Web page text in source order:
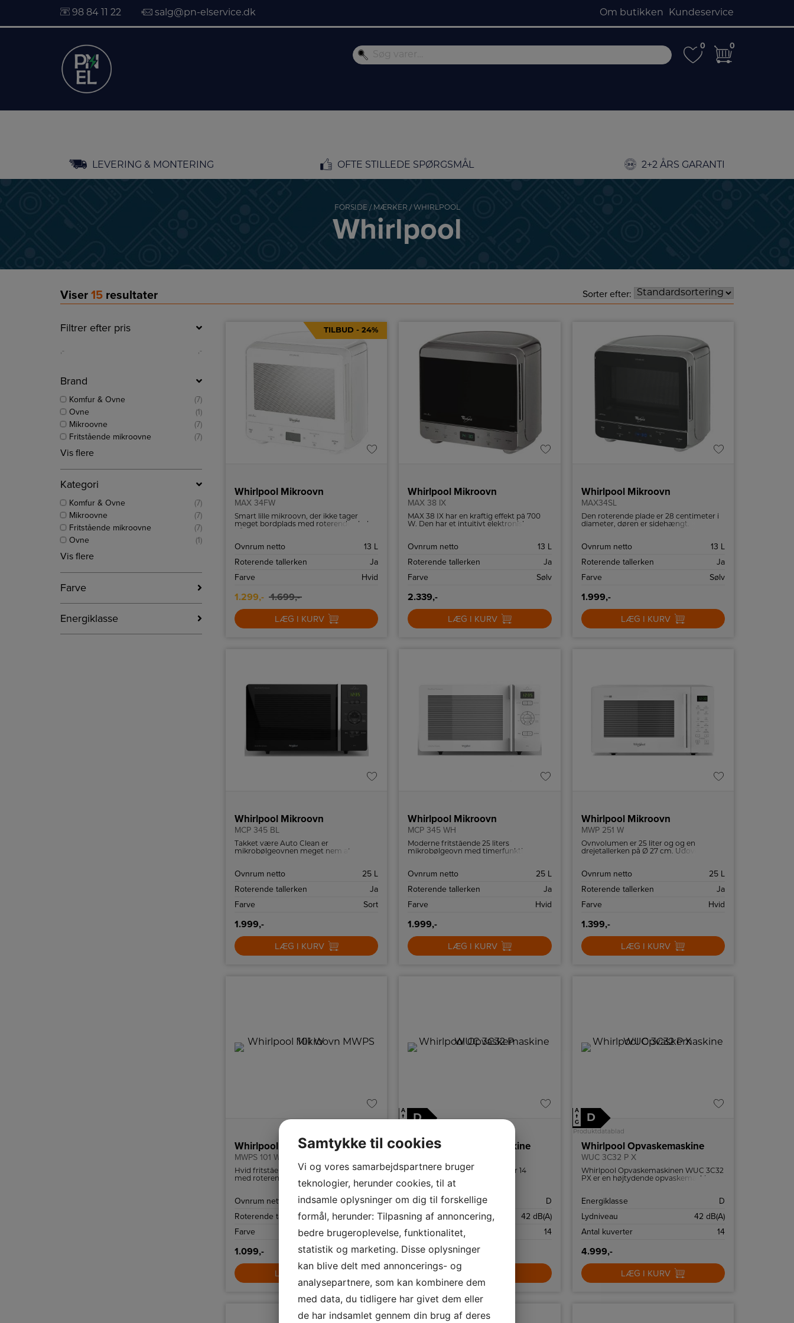
98 84 11 22 salg@pn-elservice.dk Om butikken Kundeservice
0
0 0
0
LEVERING & MONTERING OFTE STILLEDE SPØRGSMÅL 2+2 ÅRS GARANTI
FORSIDE / MÆRKER / WHIRLPOOL
Whirlpool
Viser 15 resultater Sorter efter:
TILBUD - 24%
Whirlpool Mikroovn
MAX 34FW
Smart lille mikroovn, der ikke tager
meget bordplads med roterende plade
Ovnrum netto
13 L
Roterende tallerken
Ja
Farve
Hvid
1.299,- 1.699,-
LÆG I KURV
Whirlpool Mikroovn
MAX 38 IX
MAX 38 IX har en kraftig effekt på 700
W. Den har et intuitivt elektronisk
Ovnrum netto
13 L
Roterende tallerken
Ja
Farve
Sølv
2.339,-
LÆG I KURV
Whirlpool Mikroovn
MAX34SL
Den roterende plade er 28 centimeter i
diameter, døren er sidehængt.
Ovnrum netto
13 L
Roterende tallerken
Ja
Farve
Sølv
1.999,-
LÆG I KURV
Whirlpool Mikroovn
MCP 345 BL
Takket være Auto Clean er
mikrobølgeovnen meget nem at
Ovnrum netto
25 L
Roterende tallerken
Ja
Farve
Sort
1.999,-
LÆG I KURV
Whirlpool Mikroovn
MCP 345 WH
Moderne fritstående 25 liters
mikrobølgeovn med timerfunktion og
Ovnrum netto
25 L
Roterende tallerken
Ja
Farve
Hvid
1.999,-
LÆG I KURV
Whirlpool Mikroovn
MWP 251 W
Ovnvolumen er 25 liter og og en
drejetallerken på Ø 27 cm. Udover
maksimal effekt. Hurtig start og Jet-
denne meget funktionelle mikroovn.
Ovnrum netto
25 L
Roterende tallerken
Ja
Farve
Hvid
1.399,-
LÆG I KURV
Whirlpool Mikroovn
MWPS 101 W
Hvid fritstående mikroovn på 20 liter
med roterende plade og en effekt på
Ovnrum netto
20 L
Roterende tallerken
Ja
Farve
Hvid
1.099,-
LÆG I KURV
A
↑
D
Whirlpool Opvaskemaskine
Whirlpool opvaskemaskine har 14
kuverters kapacitet, 8
vaskeprogrammer og smarte
funktioner som 6TH SENSE teknologi og
NaturalDry.
Energiklasse
D
Lydniveau
42 dB(A)
Antal kuverter
14
4.799,-
LÆG I KURV
A
↑
G
D
Produktdatablad
Whirlpool Opvaskemaskine
WUC 3C32 P X
Whirlpool Opvaskemaskinen WUC 3C32
PX er en højtydende opvaskemaskine
Energiklasse
D
Lydniveau
42 dB(A)
Antal kuverter
14
4.999,-
LÆG I KURV
Filtrer efter pris
,- ,-
Brand
Komfur & Ovne
(7)
Ovne
(1)
Mikroovne
(7)
Fritstående mikroovne
(7)
Vis flere
Kategori
Komfur & Ovne
(7)
Mikroovne
(7)
Fritstående mikroovne
(7)
Ovne
(1)
Vis flere
Farve
Energiklasse
Samtykke til cookies
Vi og vores samarbejdspartnere bruger
teknologier, herunder cookies, til at
indsamle oplysninger om dig til forskellige
formål, herunder: Tilpasning af annoncering,
bedre brugeroplevelse, funktionalitet,
statistik og marketing. Disse oplysninger
kan blive delt med annoncerings- og
analysepartnere, som kan kombinere dem
med data, du tidligere har givet dem eller
de har indsamlet gennem din brug af deres